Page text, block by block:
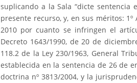
suplicando a la Sala “dicte sentencia
presente recurso, y, en sus méritos:
2010 por cuanto se infringen el
Decreto 1643/1990, de 20 de
118.2 de la Ley 230/1963, General
establecida en la sentencia de 26 de
doctrina nº 3813/2004, y la